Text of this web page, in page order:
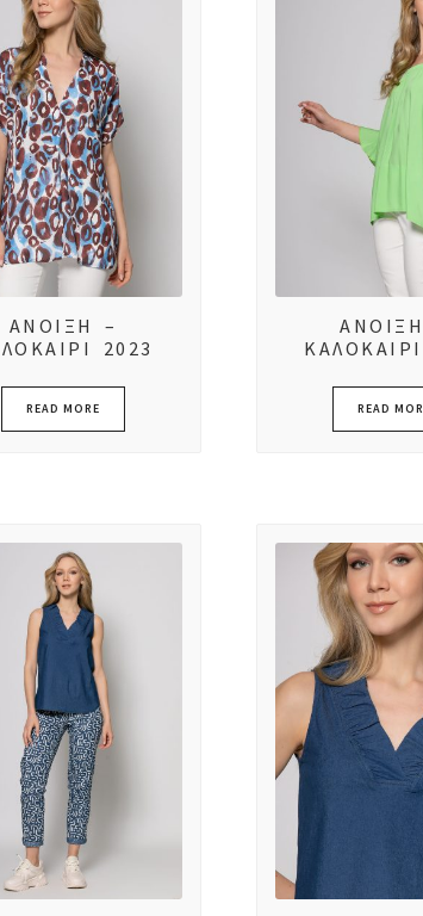
ΑΝΟΙΞΗ –
2023
READ MORE READ